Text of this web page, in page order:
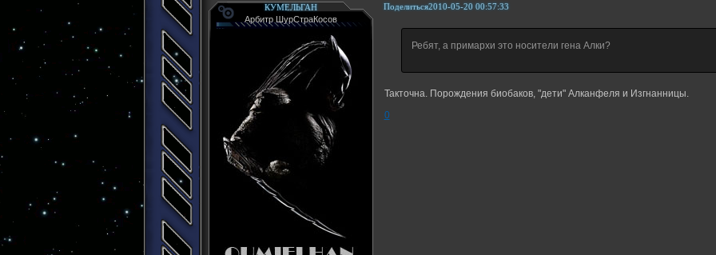
Поделиться2010-05-20 00:57:33
КУМЕЛЬГАН
Арбитр ШурСтраКосов
Ребят, а примархи это носители гена Алки?
Такточна. Порождения биобаков, "дети" Алканфеля и Изгнанницы.
0